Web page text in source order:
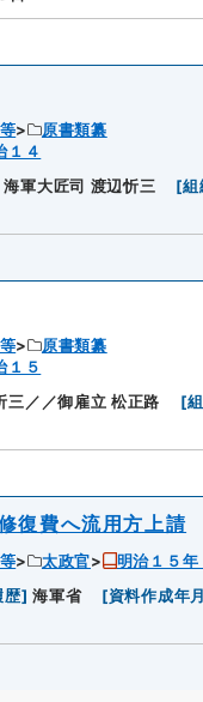
原書類纂
４
軍大匠司 渡辺忻三 [組
原書類纂
５
三／／御雇立 松正路 [
復費へ流用方上請
太政官
明治１５
歴] 海軍省 [資料作成年